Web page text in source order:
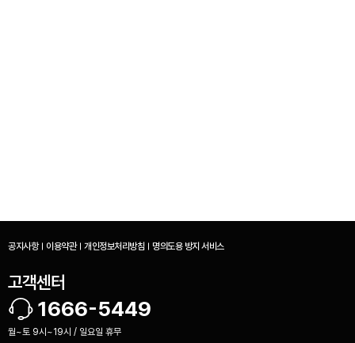
공지사항 이용약관 개인정보처리방침 명의도용 방지 서비스
고객센터
1666-5449
월~토 9시~19시 / 일요일 휴무